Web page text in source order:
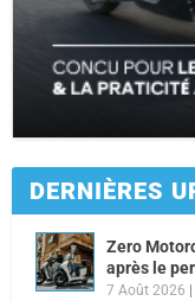
DERNIÈRES
Zero
après le
7 Août 2026